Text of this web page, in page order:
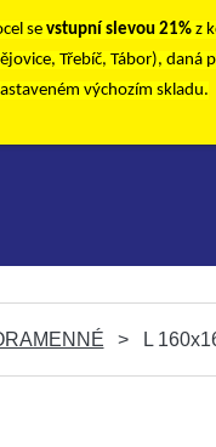
se vstupní slevou 21% z
Třebíč, Tábor),
výchozím skladu.
L